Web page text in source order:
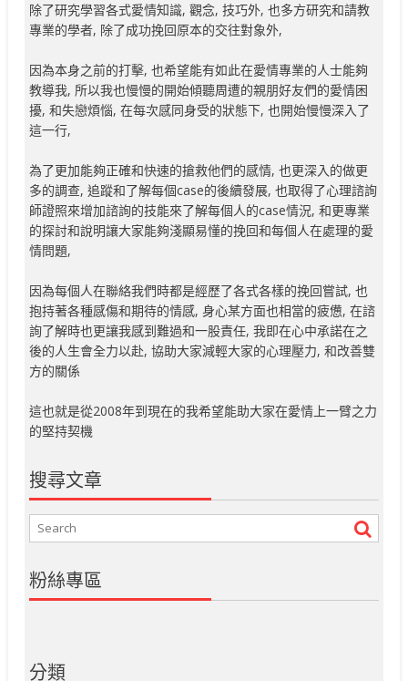
除了研究學習各式愛情知識, 觀念, 技巧外, 也多方研究和請教
專業的學者, 除了成功挽回原本的交往對象外,
因為本身之前的打擊, 也希望能有如此在愛情專業的人士能夠
教導我, 所以我也慢慢的開始傾聽周遭的親朋好友們的愛情困
擾, 和失戀煩惱, 在每次感同身受的狀態下, 也開始慢慢深入了
這一行,
為了更加能夠正確和快速的搶救他們的感情, 也更深入的做更
多的調查, 追蹤和了解每個case的後續發展, 也取得了心理諮詢
師證照來增加諮詢的技能來了解每個人的case情況, 和更專業
的探討和說明讓大家能夠淺顯易懂的挽回和每個人在處理的愛
情問題,
因為每個人在聯絡我們時都是經歷了各式各樣的挽回嘗試, 也
抱持著各種感傷和期待的情感, 身心某方面也相當的疲憊, 在諮
詢了解時也更讓我感到難過和一股責任, 我即在心中承諾在之
後的人生會全力以赴, 協助大家減輕大家的心理壓力, 和改善雙
方的關係
這也就是從2008年到現在的我希望能助大家在愛情上一臂之力
的堅持契機
搜尋文章
粉絲專區
分類